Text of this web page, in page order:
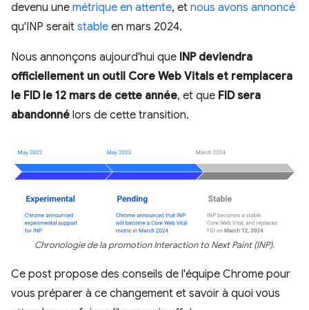
devenu une métrique en attente, et nous avons annoncé
qu'INP serait stable en mars 2024.
Nous annonçons aujourd'hui que INP deviendra
officiellement un outil Core Web Vitals et remplacera
le FID le 12 mars de cette année, et que FID sera
abandonné lors de cette transition.
Chronologie de la promotion Interaction to Next Paint (INP).
Ce post propose des conseils de l'équipe Chrome pour
vous préparer à ce changement et savoir à quoi vous